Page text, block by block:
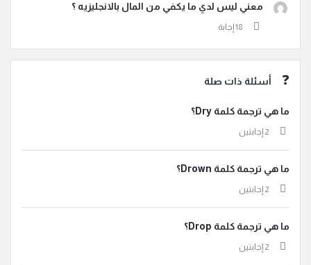
معني ليس لدي ما يكفي من المال بالانجليزيه ؟
أسئلة ذات صلة
ما هي ترجمة كلمة Dry؟
‫2 إجابتين
ما هي ترجمة كلمة Drown؟
‫2 إجابتين
ما هي ترجمة كلمة Drop؟
‫2 إجابتين